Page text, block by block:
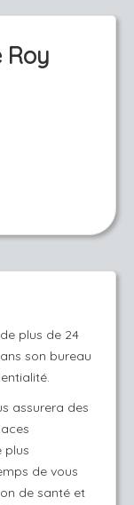
Roy
plus de 24
son bureau
assurera des
plus
de vous
de santé et